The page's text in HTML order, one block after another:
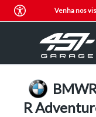
Venha nos
BMW
R